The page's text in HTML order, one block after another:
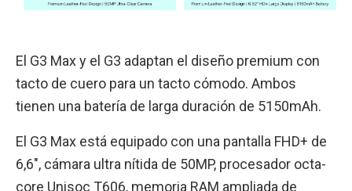
El G3 Max y el G3 adaptan el diseño premium con
tacto de cuero para un tacto cómodo. Ambos
tienen una batería de larga duración de 5150mAh.
El G3 Max está equipado con una pantalla FHD+ de
6,6″, cámara ultra nítida de 50MP, procesador octa-
core Unisoc T606, memoria RAM ampliada de